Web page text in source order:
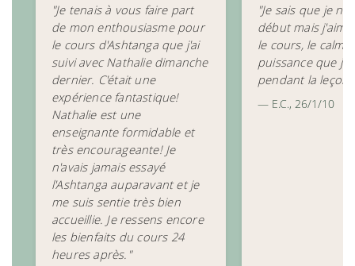
"Je tenais à vous faire part
de mon enthousiasme pour
le cours d'Ashtanga que j'ai
suivi avec Nathalie dimanche
dernier. C'était une
expérience fantastique!
Nathalie est une
enseignante formidable et
très encourageante! Je
n'avais jamais essayé
l'Ashtanga auparavant et je
me suis sentie très bien
accueillie. Je ressens encore
les bienfaits du cours 24
heures après."
"Je sais que je
début mais
le cours, le calme
puissance que je
pendant la
— E.C., 26/1/10